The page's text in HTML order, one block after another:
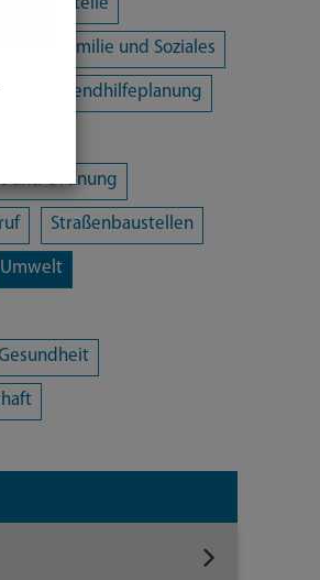
Familie und Soziales
Jugendhilfeplanung
und Ordnung
Straßenbaustellen
Umwelt